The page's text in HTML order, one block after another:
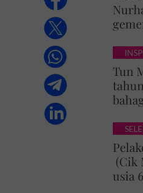
Tun
(Cik
usia